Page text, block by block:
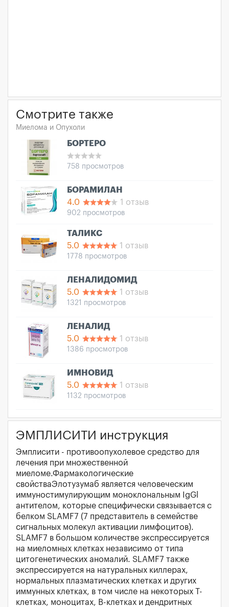
Смотрите также
Миелома и Опухоли
БОРТЕРО
758 просмотров
БОРАМИЛАН
4.0
1 отзыв
902 просмотров
ТАЛИКС
5.0
1 отзыв
1778 просмотров
ЛЕНАЛИДОМИД
5.0
1 отзыв
1321 просмотров
ЛЕНАЛИД
5.0
1 отзыв
1386 просмотров
ИМНОВИД
5.0
1 отзыв
1132 просмотров
ЭМПЛИСИТИ инструкция
Эмплисити - противоопухолевое средство для
лечения при множественной
миеломе.Фармакологические
свойстваЭлотузумаб является человеческим
иммуностимулирующим моноклональным IgGl
антителом, которые специфически связывается с
белком SLAMF7 (7 представитель в семействе
сигнальных молекул активации лимфоцитов).
SLAMF7 в большом количестве экспрессируется
на миеломных клетках независимо от типа
цитогенетических аномалий. SLAMF7 также
экспрессируется на натуральных киллерах,
нормальных плазматических клетках и других
иммунных клетках, в том числе на некоторых Т-
клетках, моноцитах, В-клетках и дендритных